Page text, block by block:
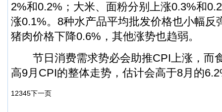
2%和0.2%；大米、面粉分别上涨0.3%和
涨0.1%。8种水产品平均批发价格也小幅反
猪肉价格下降0.6%，其他涨势也趋弱。
节日消费需求势必会助推CPI上涨，而
高9月CPI的整体走势，估计会高于8月的
1 2345下一页